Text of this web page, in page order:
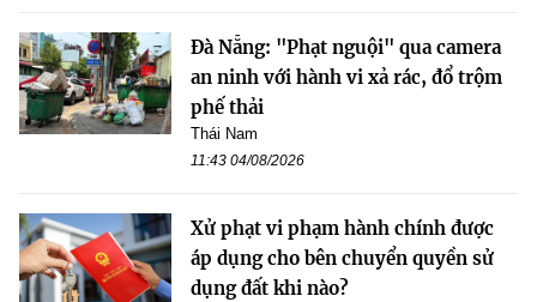
Đà Nẵng: "Phạt nguội" qua camera
an ninh với hành vi xả rác, đổ trộm
phế thải
Thái Nam
11:43 04/08/2026
Xử phạt vi phạm hành chính được
áp dụng cho bên chuyển quyền sử
dụng đất khi nào?